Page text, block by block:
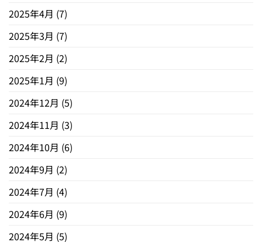
2025年4月 (7)
2025年3月 (7)
2025年2月 (2)
2025年1月 (9)
2024年12月 (5)
2024年11月 (3)
2024年10月 (6)
2024年9月 (2)
2024年7月 (4)
2024年6月 (9)
2024年5月 (5)